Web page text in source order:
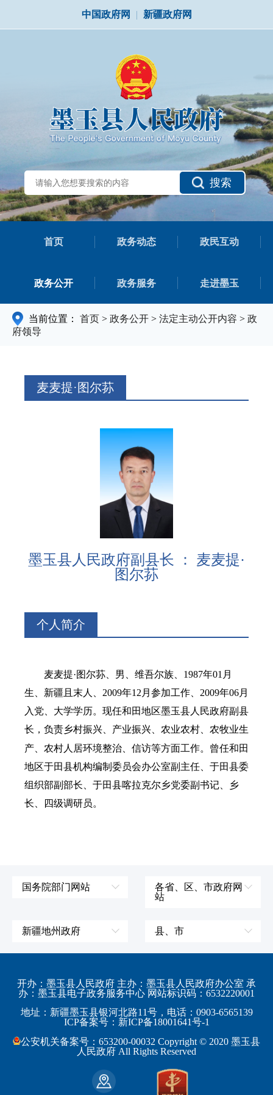
中国政府网 | 新疆政府网
搜索
首页 政务动态 政民互动
政务公开 政务服务 走进墨玉
当前位置： 首页 > 政务公开 > 法定主动公开内容 > 政
府领导
麦麦提·图尔荪
墨玉县人民政府副县长 ： 麦麦提·
图尔荪
个人简介
麦麦提·图尔荪、男、 维吾尔族、 1987年01月
生、 新疆且末人、 2009年12月参加工作、 2009年06月
入党、大学学历。 现任和田地区墨玉县人民政府副县
长，负责乡村振兴、产业振兴、农业农村、农牧业生
产、农村人居环境整治、信访等方面工作。 曾任和田
地区于田县机构编制委员会办公室副主任、 于田县委
组织部副部长、 于田县喀拉克尔乡党委副书记、乡
长、四级调研员。
国务院部门网站
国防部
教育部
工业和信息化部
监察部
民政部
各省、区、市政府网
站
江苏省
浙江省
安徽省
福建省
新疆地州政府
伊犁哈萨克自治州
阿勒泰地区
博尔塔拉蒙古自治州
吐鲁番地区
巴音郭楞蒙古自治州
县、市
皮山县
策勒县
民丰县
和田市
开办：墨玉县人民政府 主办：墨玉县人民政府办公室 承
办：墨玉县电子政务服务中心 网站标识码：6532220001
地址：新疆墨玉县银河北路11号，电话：0903-6565139
ICP备案号：新ICP备18001641号-1
公安机关备案号：653200-00032 Copyright © 2020 墨玉县
人民政府 All Rights Reserved